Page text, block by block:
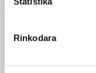
Rinkodara
0715 31 40